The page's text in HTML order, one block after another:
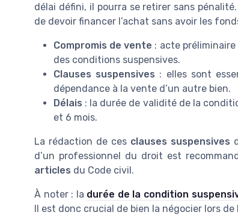
délai défini, il pourra se retirer sans
de devoir financer l’achat sans avoir les
Compromis de vente : acte
des conditions suspensives.
Clauses suspensives : elles sont
dépendance à la vente d’un autre bien.
Délais : la durée de validité de la
et 6 mois.
La rédaction de ces clauses suspensives
d’un professionnel du droit est
articles du Code civil.
À noter : la durée de la condition
Il est donc crucial de bien la négocier lors